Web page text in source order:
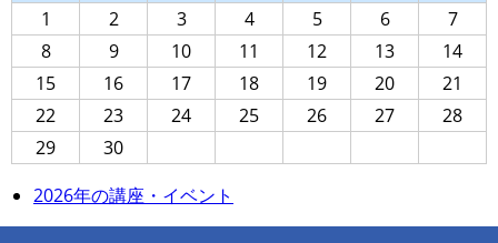
1
2 3 4 5 6
7
8
9 10 11 12 13
14
15
16 17 18 19 20
21
22
23 24 25 26 27
28
29
30
2026年の講座・イベント